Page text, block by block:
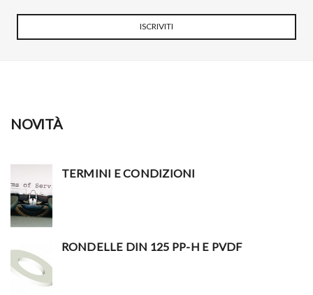
ISCRIVITI
NOVITÀ
TERMINI E CONDIZIONI
RONDELLE DIN 125 PP-H E PVDF